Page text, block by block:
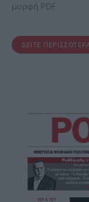
μορφή PDF
ΔΕΊΤΕ